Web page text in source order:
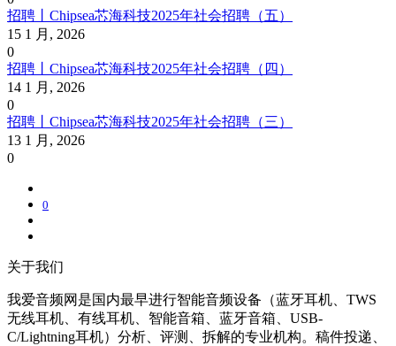
招聘丨Chipsea芯海科技2025年社会招聘（五）
15 1 月, 2026
0
招聘丨Chipsea芯海科技2025年社会招聘（四）
14 1 月, 2026
0
招聘丨Chipsea芯海科技2025年社会招聘（三）
13 1 月, 2026
0
0
关于我们
我爱音频网是国内最早进行智能音频设备（蓝牙耳机、TWS
无线耳机、有线耳机、智能音箱、蓝牙音箱、USB-
C/Lightning耳机）分析、评测、拆解的专业机构。稿件投递、